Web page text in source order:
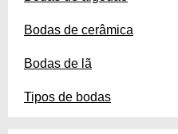
Bodas de cerâmica
Bodas de lã
Tipos de bodas